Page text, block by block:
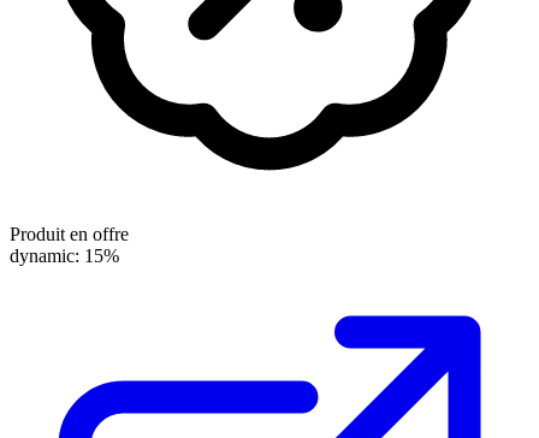
Produit en offre
dynamic: 15%